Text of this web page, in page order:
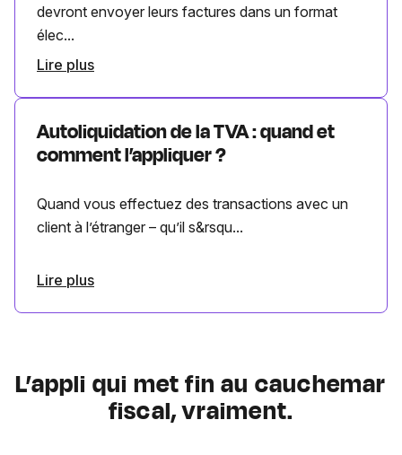
devront envoyer leurs factures dans un format
élec...
Lire plus
Autoliquidation de la TVA : quand et
comment l’appliquer ?
Quand vous effectuez des transactions avec un
client à l’étranger – qu’il s&rsqu...
Lire plus
L’appli qui met fin au cauchemar
fiscal, vraiment.